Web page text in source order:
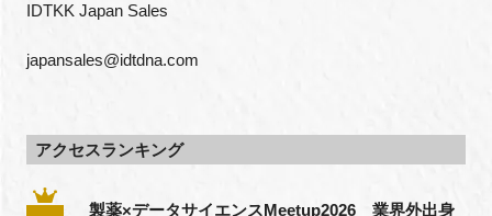
IDTKK Japan Sales
japansales@idtdna.com
アクセスランキング
製薬×データサイエンスMeetup2026 業界外出身